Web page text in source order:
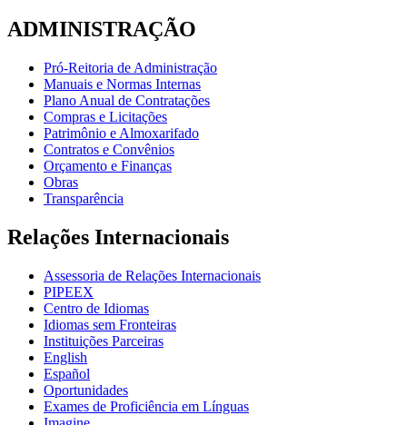
ADMINISTRAÇÃO
Pró-Reitoria de Administração
Manuais e Normas Internas
Plano Anual de Contratações
Compras e Licitações
Patrimônio e Almoxarifado
Contratos e Convênios
Orçamento e Finanças
Obras
Transparência
Relações Internacionais
Assessoria de Relações Internacionais
PIPEEX
Centro de Idiomas
Idiomas sem Fronteiras
Instituições Parceiras
English
Español
Oportunidades
Exames de Proficiência em Línguas